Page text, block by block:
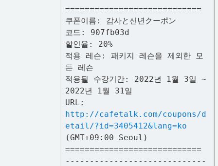
============================
쿠폰이름: 감사と신년クーポン
코드: 907fb03d
할인율: 20%
적용 레슨: 패키지 레슨을 제외한 모
든 레슨
적용될 수강기간: 2022년 1월 3일 ~
2022년 1월 31일
URL:
http://cafetalk.com/coupons/d
etail/?id=3405412&lang=ko
(GMT+09:00 Seoul)
============================
-----------------------------